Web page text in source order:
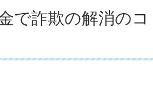
で詐欺の解消のコ